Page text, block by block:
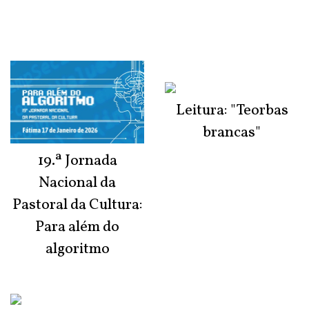
19.ª Jornada
Nacional da
Pastoral da Cultura:
Para além do
algoritmo
Leitura: "Teorbas
brancas"